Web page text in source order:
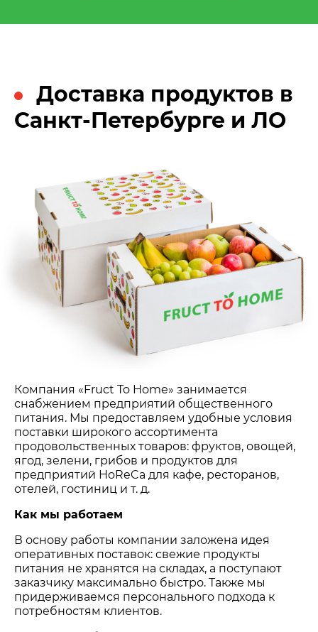
Доставка продуктов в
Санкт-Петербурге и ЛО
Компания «Fruct To Home» занимается
снабжением предприятий общественного
питания. Мы предоставляем удобные условия
поставки широкого ассортимента
продовольственных товаров: фруктов, овощей,
ягод, зелени, грибов и продуктов для
предприятий HoReCa для кафе, ресторанов,
отелей, гостиниц и т. д.
Как мы работаем
В основу работы компании заложена идея
оперативных поставок: свежие продукты
питания не хранятся на складах, а поступают
заказчику максимально быстро. Также мы
придерживаемся персонального подхода к
потребностям клиентов.